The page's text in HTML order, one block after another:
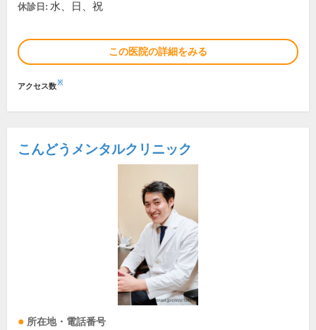
休診日: 水、日、祝
この医院の詳細をみる
アクセス数※
こんどうメンタルクリニック
所在地・電話番号